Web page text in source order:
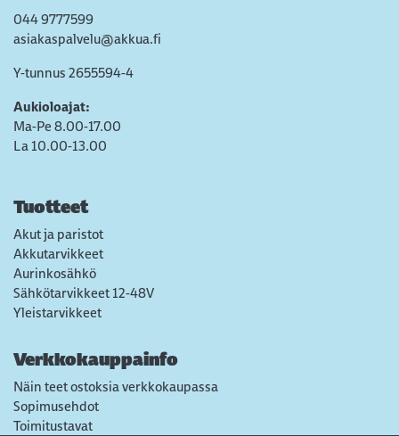
044 9777599
asiakaspalvelu@akkua.fi
Y-tunnus 2655594-4
Aukioloajat:
Ma-Pe 8.00-17.00
La 10.00-13.00
Tuotteet
Akut ja paristot
Akkutarvikkeet
Aurinkosähkö
Sähkötarvikkeet 12-48V
Yleistarvikkeet
Verkkokauppainfo
Näin teet ostoksia verkkokaupassa
Sopimusehdot
Toimitustavat